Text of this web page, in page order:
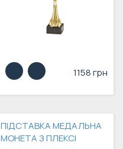
1158 грн
ПІДСТАВКА МЕДАЛЬНА
МОНЕТА З ПЛЕКСІ